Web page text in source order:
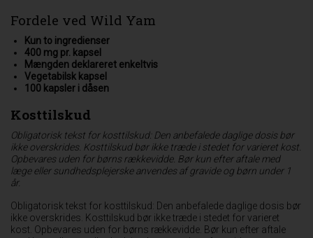
Fordele ved Wild Yam
Kun to ingredienser
400 mg pr. kapsel
Mængden deklareret enkeltvis
Vegetabilsk kapsel
100 kapsler i dåsen
Kosttilskud
Obligatorisk tekst for kosttilskud: Den anbefalede daglige dosis bør
ikke overskrides. Kosttilskud bør ikke træde i stedet for varieret kost.
Opbevares uden for børns rækkevidde. Bør kun efter aftale med
læge eller sundhedsplejerske anvendes af gravide og børn under 1
år.
Obligatorisk tekst for kosttilskud: Den anbefalede daglige dosis bør
ikke overskrides. Kosttilskud bør ikke træde i stedet for varieret
kost. Opbevares uden for børns rækkevidde. Bør kun efter aftale